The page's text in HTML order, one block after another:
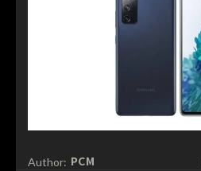
Author: PCM